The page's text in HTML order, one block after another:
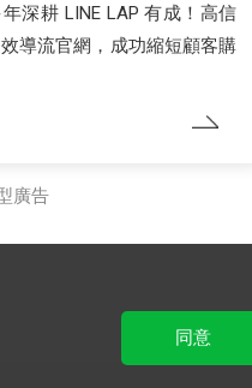
深耕 LINE LAP 有成！高信
導流官網，成功縮短顧客購
廣告
同意